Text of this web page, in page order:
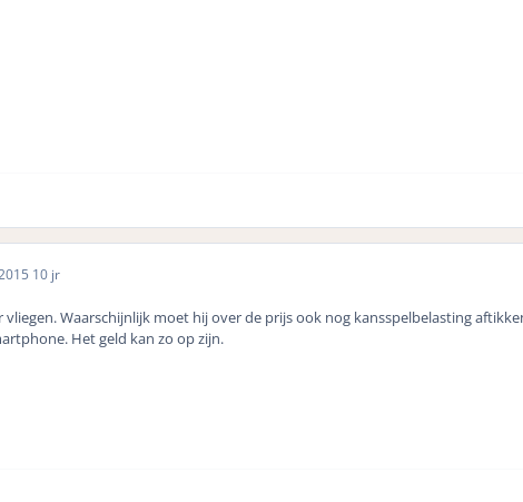
10 jr
vliegen. Waarschijnlijk moet hij over de prijs ook nog kansspelbelasting
Het geld kan zo op zijn.